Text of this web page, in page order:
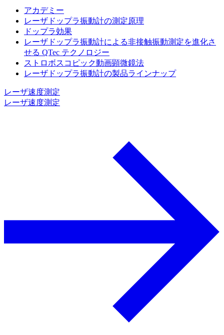
アカデミー
レーザドップラ振動計の測定原理
ドップラ効果
レーザドップラ振動計による非接触振動測定を進化さ
せる QTec テクノロジー
ストロボスコピック動画顕微鏡法
レーザドップラ振動計の製品ラインナップ
レーザ速度測定
レーザ速度測定